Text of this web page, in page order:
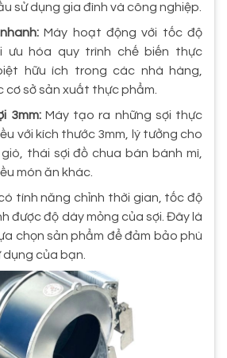
sử dụng gia đình và công nghiệp.
Máy hoạt động với tốc độ
ưu hóa quy trình chế biến thực
hữu ích trong các nhà hàng,
cơ sở sản xuất thực phẩm.
3mm:Máy tạo ra những sợi thực
với kích thước 3mm, lý tưởng cho
thái sợi đồ chua bán bánh mì,
món ăn khác.
tính năng chỉnh thời gian, tốc độ
được độ dày mỏng của sợi. Đây là
chọn sản phẩm để đảm bảo phù
dụng của bạn.